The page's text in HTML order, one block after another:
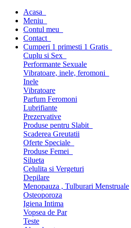
Acasa
Meniu
Contul meu
Contact
Cumperi 1 primesti 1 Gratis
Cuplu si Sex
Performante Sexuale
Vibratoare, inele, feromoni
Inele
Vibratoare
Parfum Feromoni
Lubrifiante
Prezervative
Produse pentru Slabit
Scaderea Greutatii
Oferte Speciale
Produse Femei
Silueta
Celulita si Vergeturi
Depilare
Menopauza , Tulburari Menstruale
Osteoporoza
Igiena Intima
Vopsea de Par
Teste